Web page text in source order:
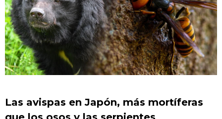
繁體字
Français
العربية
Economía
Sociedad
Tecnología
Las avispas en Japón, más mortíferas